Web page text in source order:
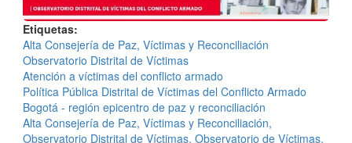
Etiquetas
Alta Consejería de Paz, Víctimas y Reconciliación
Observatorio Distrital de Víctimas
Atención a víctimas del conflicto armado
Política Pública Distrital de Víctimas del Conflicto Armado
Bogotá - región epicentro de paz y reconciliación
Alta Consejería de Paz, Víctimas y Reconciliación,
Observatorio Distrital de Víctimas, Observatorio de Víctimas,